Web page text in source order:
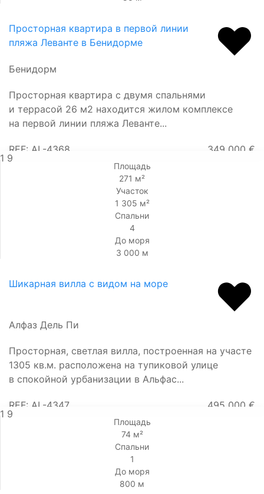
Просторная квартира в первой линии
пляжа Леванте в Бенидорме
Бенидорм
Просторная квартира с двумя спальнями
и террасой 26 м2 находится жилом комплексе
на первой линии пляжа Леванте...
REF: AL-4368 349 000 €
1 9
Площадь
271 м²
Участок
1 305 м²
Спальни
4
До моря
3 000 м
Шикарная вилла с видом на море
Алфаз Дель Пи
Просторная, светлая вилла, построенная на участе
1305 кв.м. расположена на тупиковой улице
в спокойной урбанизации в Альфас...
REF: AL-4347 495 000 €
1 9
Площадь
74 м²
Спальни
1
До моря
800 м